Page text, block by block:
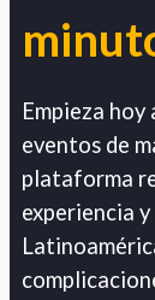
Empieza
eventos de
plataforma
experiencia